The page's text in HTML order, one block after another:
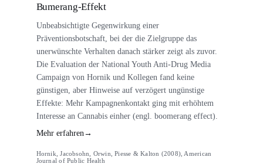
Bumerang-Effekt
Unbeabsichtigte Gegenwirkung einer
Präventionsbotschaft, bei der die Zielgruppe das
unerwünschte Verhalten danach stärker zeigt als zuvor.
Die Evaluation der National Youth Anti-Drug Media
Campaign von Hornik und Kollegen fand keine
günstigen, aber Hinweise auf verzögert ungünstige
Effekte: Mehr Kampagnenkontakt ging mit erhöhtem
Interesse an Cannabis einher (engl. boomerang effect).
Mehr erfahren →
Hornik, Jacobsohn, Orwin, Piesse & Kalton (2008), American
Journal of Public Health